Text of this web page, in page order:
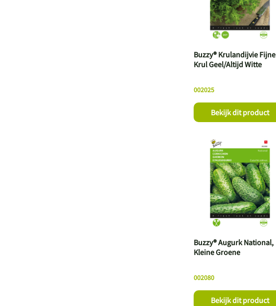
002025
Buzzy® Krulandijvie Fijne
Krul Geel/Altijd Witte
Bekijk dit product
002080
Buzzy® Augurk National,
Kleine Groene
Bekijk dit product